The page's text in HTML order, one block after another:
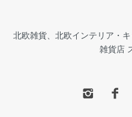
北欧雑貨、北欧インテリア・
雑貨店